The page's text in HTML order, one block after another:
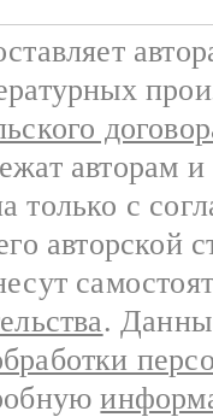
авторам
только с
авторской
.